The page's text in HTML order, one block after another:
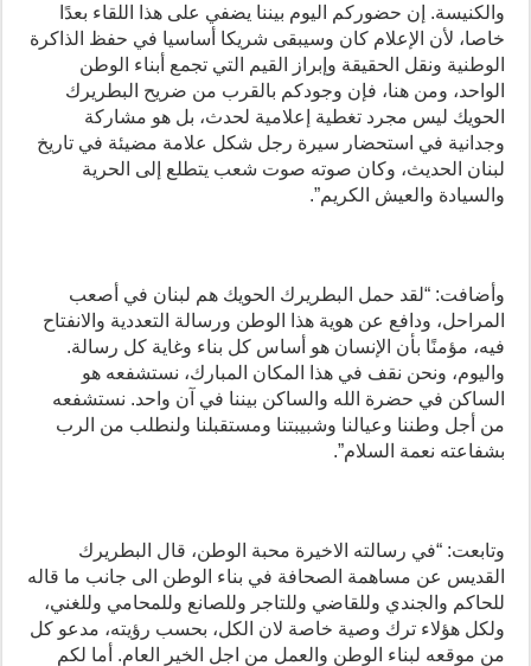
والكنيسة. إن حضوركم اليوم بيننا يضفي على هذا اللقاء بعدًا
خاصا، لأن الإعلام كان وسيبقى شريكا أساسيا في حفظ الذاكرة
الوطنية ونقل الحقيقة وإبراز القيم التي تجمع أبناء الوطن
الواحد، ومن هنا، فإن وجودكم بالقرب من ضريح البطريرك
الحويك ليس مجرد تغطية إعلامية لحدث، بل هو مشاركة
وجدانية في استحضار سيرة رجل شكل علامة مضيئة في تاريخ
لبنان الحديث، وكان صوته صوت شعب يتطلع إلى الحرية
والسيادة والعيش الكريم”.
وأضافت: “لقد حمل البطريرك الحويك هم لبنان في أصعب
المراحل، ودافع عن هوية هذا الوطن ورسالة التعددية والانفتاح
فيه، مؤمنًا بأن الإنسان هو أساس كل بناء وغاية كل رسالة.
واليوم، ونحن نقف في هذا المكان المبارك، نستشفعه هو
الساكن في حضرة الله والساكن بيننا في آن واحد. نستشفعه
من أجل وطننا وعيالنا وشبيبتنا ومستقبلنا ولنطلب من الرب
بشفاعته نعمة السلام”.
وتابعت: “في رسالته الاخيرة محبة الوطن، قال البطريرك
القديس عن مساهمة الصحافة في بناء الوطن الى جانب ما قاله
للحاكم والجندي وللقاضي وللتاجر وللصانع وللمحامي وللغني،
ولكل هؤلاء ترك وصية خاصة لان الكل، بحسب رؤيته، مدعو كل
من موقعه لبناء الوطن والعمل من اجل الخير العام. أما لكم